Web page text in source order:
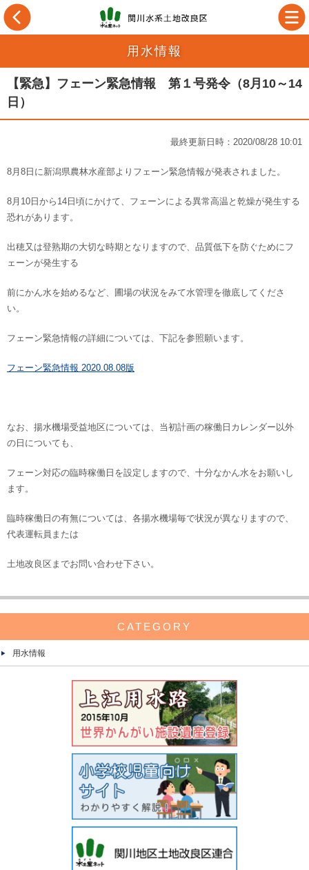
用水情報
【緊急】フェーン緊急情報 第１号発令（8月10～14
日）
最終更新日時：2020/08/28 10:01
8月8日に新潟県農林水産部よりフェーン緊急情報が発表されました。
8月10日から14日頃にかけて、フェーンによる異常高温と乾燥が発生する
恐れがあります。
出穂又は登熟期の大切な時期となりますので、品質低下を防ぐためにフ
ェーンが発生する
前にかん水を始めるなど、圃場の状況をみて水管理を徹底してくださ
い。
フェーン緊急情報の詳細については、下記を参照願います。
フェーン緊急情報 2020.08.08版
なお、揚水機場受益地区については、当初計画の稼働日カレンダー以外
の日についても、
フェーン対応の臨時稼働日を設定しますので、十分なかん水をお願いし
ます。
臨時稼働日の有無については、各揚水機場毎で状況が異なりますので、
代表運転員または
土地改良区までお問い合わせ下さい。
CATEGORY
用水情報